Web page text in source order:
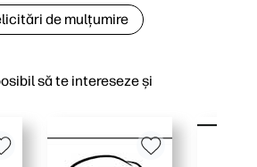
să te intereseze și
de mulțumire